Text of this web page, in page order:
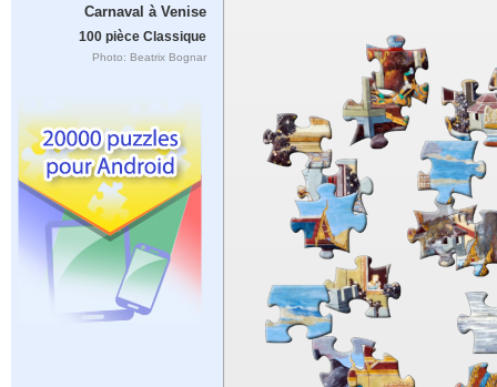
Carnaval à Venise
100 pièce Classique
Photo: Beatrix Bognar